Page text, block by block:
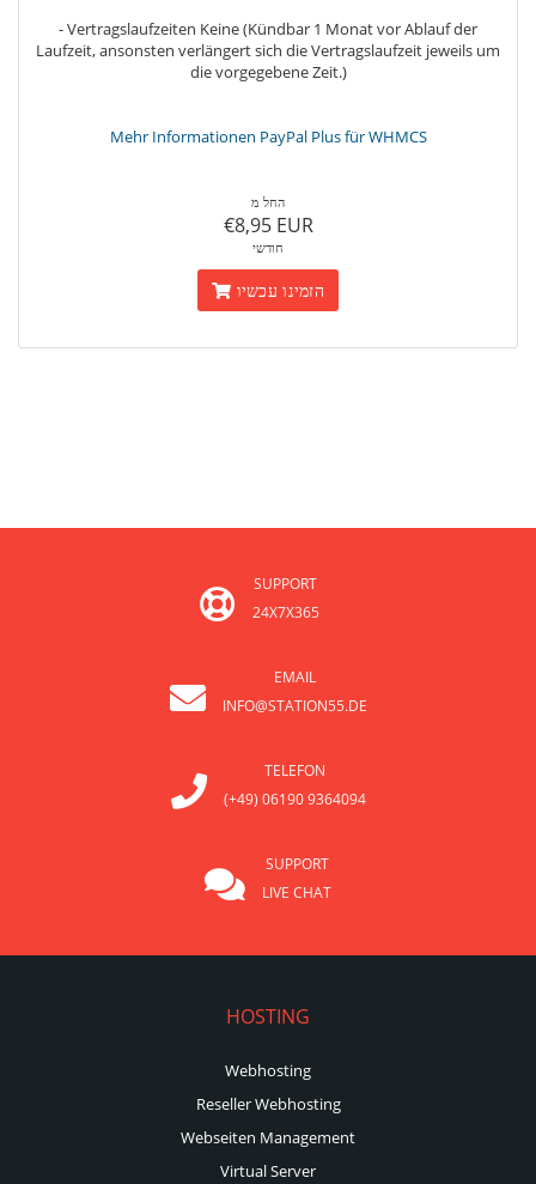
- Vertragslaufzeiten Keine (Kündbar 1 Monat vor Ablauf der
Laufzeit, ansonsten verlängert sich die Vertragslaufzeit jeweils um
die vorgegebene Zeit.)
Mehr Informationen PayPal Plus für WHMCS
החל מ
€8,95 EUR
חודשי
הזמינו עכשיו
SUPPORT
24X7X365
EMAIL
INFO@STATION55.DE
TELEFON
(+49) 06190 9364094
SUPPORT
LIVE CHAT
HOSTING
Webhosting
Reseller Webhosting
Webseiten Management
Virtual Server